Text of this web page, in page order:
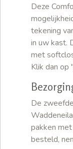
Deze
tekening
in uw kast.
met
Klik dan op
De
pakken
besteld,